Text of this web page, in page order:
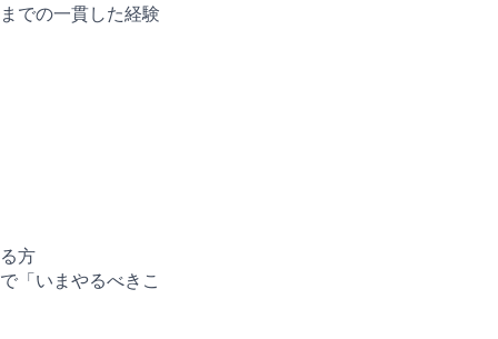
での一貫した経験
方
「いまやるべきこ